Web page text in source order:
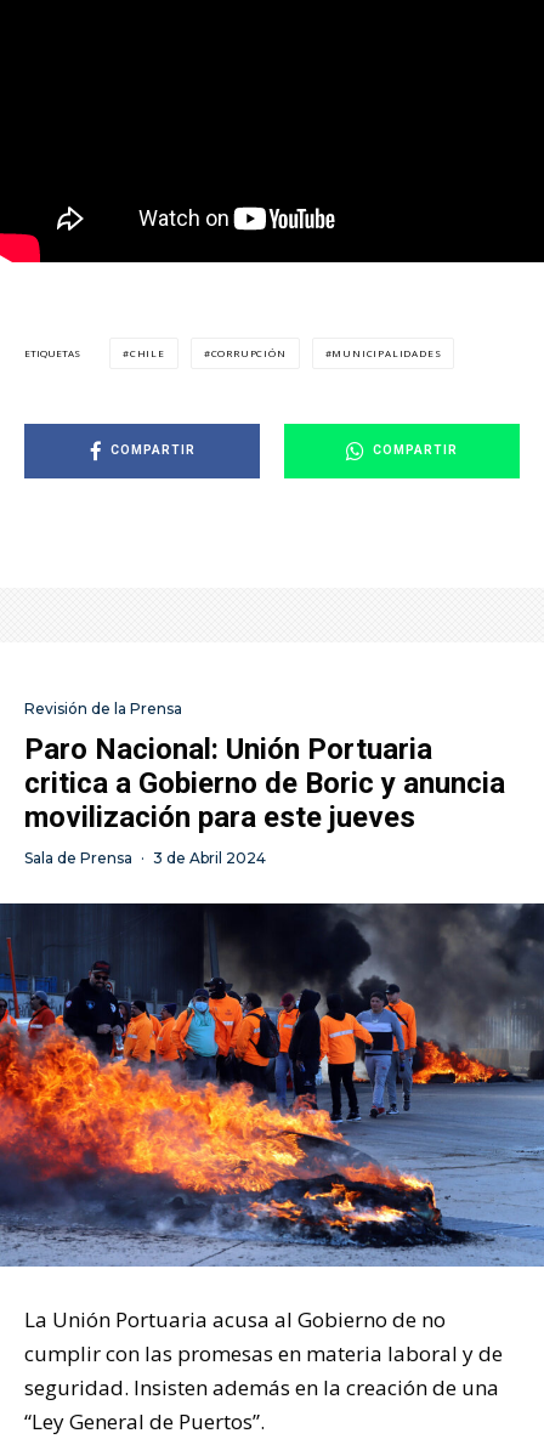
ETIQUETAS CHILE CORRUPCIÓN MUNICIPALIDADES
COMPARTIR COMPARTIR
Revisión de la Prensa
Paro Nacional: Unión Portuaria
critica a Gobierno de Boric y anuncia
movilización para este jueves
Sala de Prensa · 3 de Abril 2024
La Unión Portuaria acusa al Gobierno de no
cumplir con las promesas en materia laboral y de
seguridad. Insisten además en la creación de una
“Ley General de Puertos”.